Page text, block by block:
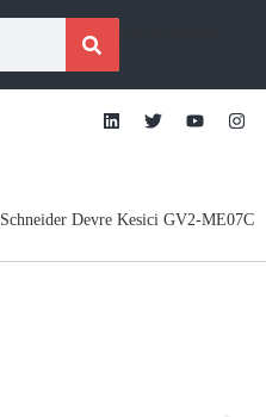
Schneider Devre Kesici GV2-ME07C